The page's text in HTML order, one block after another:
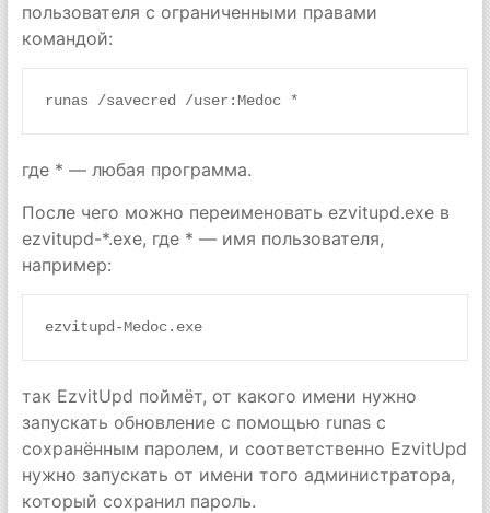
пользователя с ограниченными правами
командой:
runas /savecred /user:Medoc *
где * — любая программа.
После чего можно переименовать ezvitupd.exe в
ezvitupd-*.exe, где * — имя пользователя,
например:
ezvitupd-Medoc.exe
так EzvitUpd поймёт, от какого имени нужно
запускать обновление с помощью runas с
сохранённым паролем, и соответственно EzvitUpd
нужно запускать от имени того администратора,
который сохранил пароль.